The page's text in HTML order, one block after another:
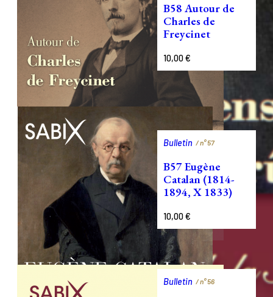
B58 Autour de
Charles de
Freycinet
10,00€
Bulletin / n°57
B57 Eugène
Catalan (1814-
1894, X 1833)
10,00€
Bulletin / n°56